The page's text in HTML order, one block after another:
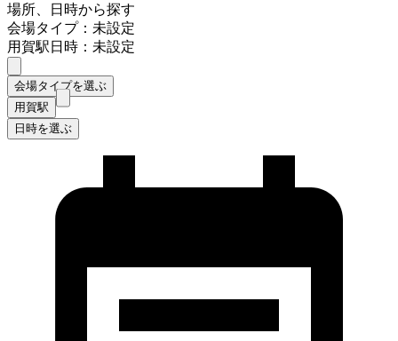
場所、日時から探す
会場タイプ：未設定
用賀駅日時：未設定
会場タイプを選ぶ
用賀駅
日時を選ぶ